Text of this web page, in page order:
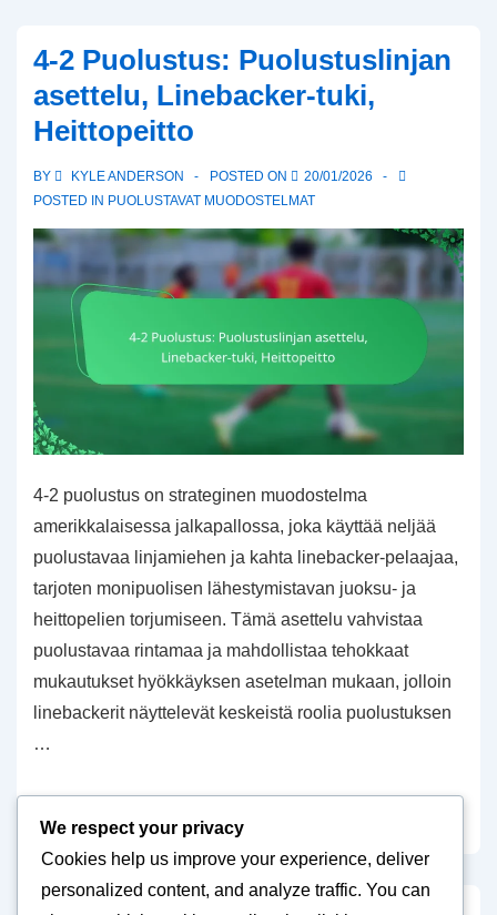
pelinrakentajan
harhautus,
vastaanottajien
4-2 Puolustus: Puolustuslinjan
asettelu, Linebacker-tuki,
Heittopeitto
BY KYLE ANDERSON POSTED ON
20/01/2026
POSTED IN PUOLUSTAVAT MUODOSTELMAT
4-2 puolustus on strateginen muodostelma
amerikkalaisessa jalkapallossa, joka käyttää neljää
puolustavaa linjamiehen ja kahta linebacker-pelaajaa,
tarjoten monipuolisen lähestymistavan juoksu- ja
heittopelien torjumiseen. Tämä asettelu vahvistaa
puolustavaa rintamaa ja mahdollistaa tehokkaat
mukautukset hyökkäyksen asetelman mukaan, jolloin
linebackerit näyttelevät keskeistä roolia puolustuksen
…
2
Puolustus:
Puolustuslinjan
We respect your privacy
Cookies help us improve your experience, deliver
personalized content, and analyze traffic. You can